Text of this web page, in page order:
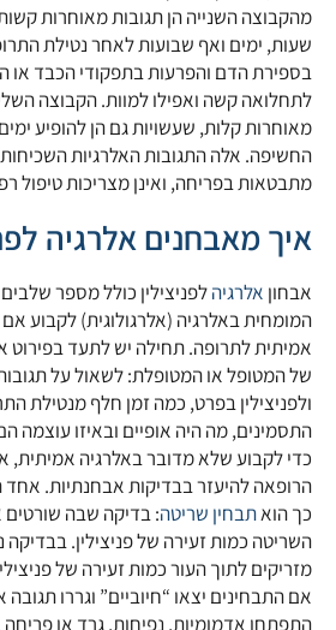
מהקבוצה השנייה הן תגובות מאוחרות
שעות, ימים ואף שבועות לאחר נטילת
בספירת הדם והפרעות בתפקודי הכבד או
לתחלואה קשה ואפילו למוות. הקבוצה
מאוחרות קלות, שעשויות גם הן להופיע
החשיפה. אלה התגובות האלרגיות
מתבטאות בפריחה, ואינן מצריכות טיפול
איך מאבחנים אלרגיה
אבחון אלרגיהלפניצילין כולל מספר
המומחית באלרגיה (אלרגולוגית) לקבוע
אמיתית לתרופה. תחילה יש לתעד בפירוט
של המטופל או המטופלת: לשאול על
ולפניצילין בפרט, כמה זמן חלף מנטילת
התסמינים, מה היה אופיים ובאיזו עוצמה
כדי לקבוע שלא מדובר באלרגיה
הרופאה להיעזר בבדיקות אבחנתיות.
כך הואתבחין שריטה: בדיקה שבה שורטים
השריטה כמות זעירה של פניצילין.
מזריקים לתוך העור כמות זעירה של
אם התבחינים יצאו “חיוביים” וגררו
התפתחו אדמומיות, נפיחות, גרד או